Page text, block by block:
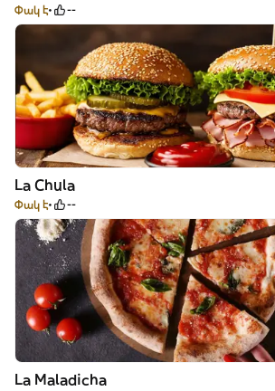
Փակ է --
La Chula
Փակ է --
La Maladicha